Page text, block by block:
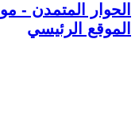
الحوار المتمدن -
الموقع الرئيسي